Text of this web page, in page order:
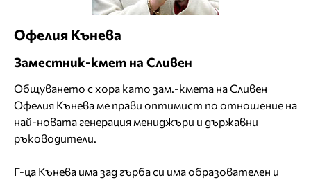
Офелия Кънева
Заместник-кмет на Сливен
Общуването с хора като зам.-кмета на Сливен
Офелия Кънева ме прави оптимист по отношение на
най-новата генерация мениджъри и държавни
ръководители.
Г-ца Кънева има зад гърба си има образователен и